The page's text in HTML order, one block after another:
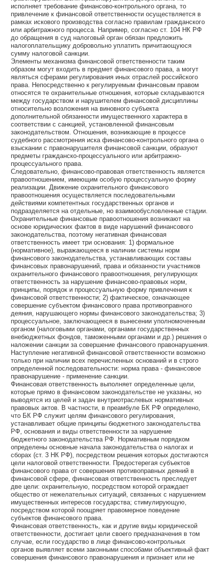
исполняет требование финансово-контрольного органа, то
привлечение к финансовой ответственности осуществляется в
рамках искового производства согласно правилам гражданского
или арбитражного процесса. Например, согласно ст. 104 НК РФ
до обращения в суд налоговый орган обязан предложить
налогоплательщику добровольно уплатить причитающуюся
сумму налоговой санкции.
Элементы механизма финансовой ответственности таким
образом могут входить в предмет финансового права, а могут
являться сферами регулирования иных отраслей российского
права. Непосредственно к регулируемым финансовым правом
относятся те охранительные отношения, которые складываются
между государством и нарушителем финансовой дисциплины
относительно возложения на виновного субъекта
дополнительной обязанности имущественного характера в
соответствии с санкцией, установленной финансовым
законодательством. Отношения, возникающие в процессе
судебного рассмотрения иска финансово-контрольного органа о
взыскании с правонарушителя финансовой санкции, образуют
предметы гражданско-процессуального или арбитражно-
процессуального права.
Следовательно, финансово-правовая ответственность является
правоотношением, имеющим особую процессуальную форму
реализации. Движение охранительного финансового
правоотношения осуществляется последовательными
действиями компетентных государственных органов и
подразделяется на отдельные, но взаимообусловленные стадии.
Охранительные финансовые правоотношения возникают на
основе юридических фактов в виде нарушений финансового
законодательства, поэтому негативная финансовая
ответственность имеет три основания: 1) формальное
(нормативное), выражающееся в наличии системы норм
финансового законодательства, устанавливающих составы
финансовых правонарушений, права и обязанности участников
охранительного финансового правоотношения, регулирующих
ответственность за нарушение финансово-правовых норм,
принципы, порядок и процессуальную форму привлечения к
финансовой ответственности; 2) фактическое, означающее
совершение субъектом финансового права противоправного
деяния, нарушающего нормы финансового законодательства; 3)
процессуальное, заключающееся в вынесении уполномоченным
органом (налоговыми органами, органами государственных
внебюджетных фондов, таможенными органами и др.) решения о
наложении санкции за совершение финансового правонарушения.
Наступление негативной финансовой ответственности возможно
только при наличии всех перечисленных оснований и в строго
определенной последовательности: норма права - финансовое
правонарушение - применение санкции.
Финансовая ответственность выполняет определенные цели,
которые прямо в финансовом законодательстве не указаны, но
выводятся из целей и задач внутриотраслевых нормативных
правовых актов. В частности, в преамбуле БК РФ определено,
что БК РФ служит целям финансового регулирования,
устанавливает общие принципы бюджетного законодательства
РФ, основания и виды ответственности за нарушение
бюджетного законодательства РФ. Нормативным порядком
определены основные начала законодательства о налогах и
сборах (ст. 3 НК РФ), посредством решения которых достигаются
цели налоговой ответственности. Предостерегая субъектов
финансового права от совершения противоправных деяний в
финансовой сфере, финансовая ответственность преследует
две цели: охранительную, посредством которой ограждает
общество от нежелательных ситуаций, связанных с нарушением
имущественных интересов государства; стимулирующую,
посредством которой поощряет правомерное поведение
субъектов финансового права.
Финансовая ответственность, как и другие виды юридической
ответственности, достигает цели своего предназначения в том
случае, если государство в лице финансово-контрольных
органов выявляет всеми законными способами объективный факт
совершения финансового правонарушения и признает или не